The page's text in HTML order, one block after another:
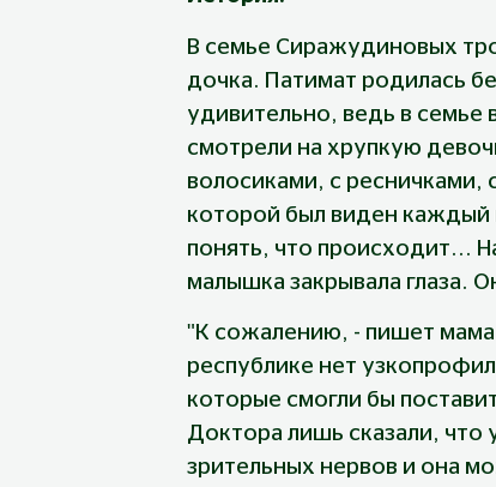
В семье Сиражудиновых
дочка. Патимат родилась
удивительно, ведь в семье
смотрели на хрупкую
волосиками, с ресничками,
которой был виден каждый
понять, что происходит...
малышка закрывала глаза.
"К сожалению, - пишет
республике нет
которые смогли бы
Доктора лишь сказали, что
зрительных нервов и она